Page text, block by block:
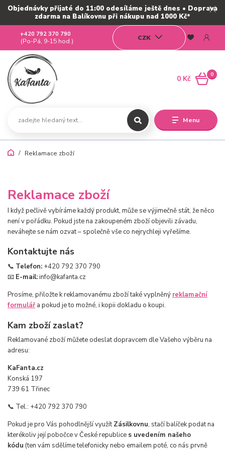
Objednávky přijaté do 11:00 odesíláme ještě dnes • Doprava
zdarma na Balíkovnu při nákupu nad 1000 Kč*
Menu
CZK
+420 792 370 790
(Po-Pá, 9-15 hod.)
0
0 Kč
Reklamace zboží
Reklamace zboží
I když pečlivě vybíráme každý produkt, může se výjimečně stát, že něco
není v pořádku. Pokud jste na zakoupeném zboží objevili závadu,
neváhejte se nám ozvat – společně vše co nejrychleji vyřešíme.
Kontaktujte nás
📞 Telefon: +420 792 370 790
📧 E-mail:info@kafanta.cz
Prosíme, přiložte k reklamovanému zboží také vyplněný reklamační
formulář a pokud je to možné, i kopii dokladu o koupi.
Kam zboží zaslat?
Reklamované zboží můžete odeslat dopravcem dle Vašeho výběru na
adresu:
KaFanta.cz
Konská 197
739 61 Třinec
📞 Tel.: +420 792 370 790
Pokud je pro Vás pohodlnější využítZásilkovnu, stačí balíček podat na
kterékoliv její pobočce v České republice s uvedením našeho
kódu (ten vám sdělíme telefonicky nebo emailem poté, co nás prvně